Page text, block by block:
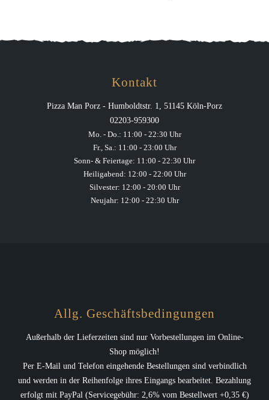
Kontakt
Pizza Man Porz - Humboldtstr. 1, 51145 Köln-Porz
02203-959300
Mo. - Do.: 11:00 - 22:30 Uhr
Fr., Sa.: 11:00 - 23:00 Uhr
Sonn- & Feiertage: 11:00 - 22:30 Uhr
Heiligabend: 12:00 - 22:00 Uhr
Silvester: 12:00 - 20:00 Uhr
Neujahr: 12:00 - 22:30 Uhr
Allg. Geschäftsbedingungen
Außerhalb der Lieferzeiten sind nur Vorbestellungen im Online-
Shop möglich!
Per E-Mail und Telefon eingehende Bestellungen sind verbindlich
und werden in der Reihenfolge ihres Eingangs bearbeitet. Bezahlung
erfolgt mit PayPal (Servicegebühr: 2,6% vom Bestellwert +0,35 €)